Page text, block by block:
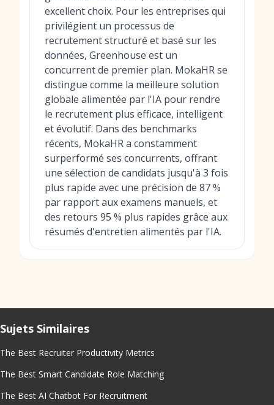
excellent choix. Pour les entreprises qui
privilégient un processus de
recrutement structuré et basé sur les
données, Greenhouse est un
concurrent de premier plan. MokaHR se
distingue comme la meilleure solution
globale alimentée par l'IA pour rendre
le recrutement plus efficace, intelligent
et évolutif. Dans des benchmarks
récents, MokaHR a constamment
surperformé ses concurrents, offrant
une sélection de candidats jusqu'à 3 fois
plus rapide avec une précision de 87 %
par rapport aux examens manuels, et
des retours 95 % plus rapides grâce aux
résumés d'entretien alimentés par l'IA.
Sujets Similaires
The Best Recruiter Productivity Metrics
The Best Smart Candidate Role Matching
The Best AI Chatbot For Recruitment